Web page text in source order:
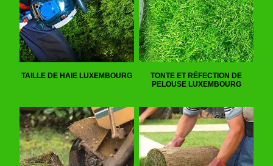
TAILLE DE HAIE LUXEMBOURG
TONTE ET RÉFECTION DE
PELOUSE LUXEMBOURG